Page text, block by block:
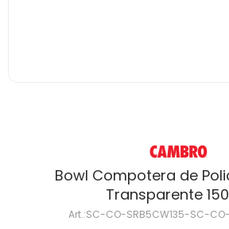
Bowl Compotera de
Transparente
SC-CO-SRB5CW135-SC-